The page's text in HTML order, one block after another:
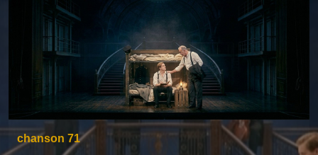
chanson 71